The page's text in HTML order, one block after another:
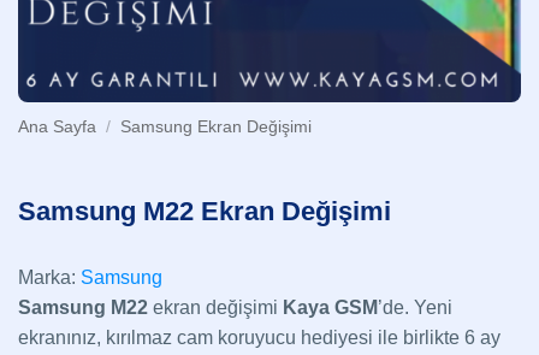
Ana Sayfa / Samsung Ekran Değişimi
Samsung M22 Ekran Değişimi
Marka: Samsung
Samsung M22 ekran değişimi Kaya GSM’de. Yeni
ekranınız, kırılmaz cam koruyucu hediyesi ile birlikte 6 ay